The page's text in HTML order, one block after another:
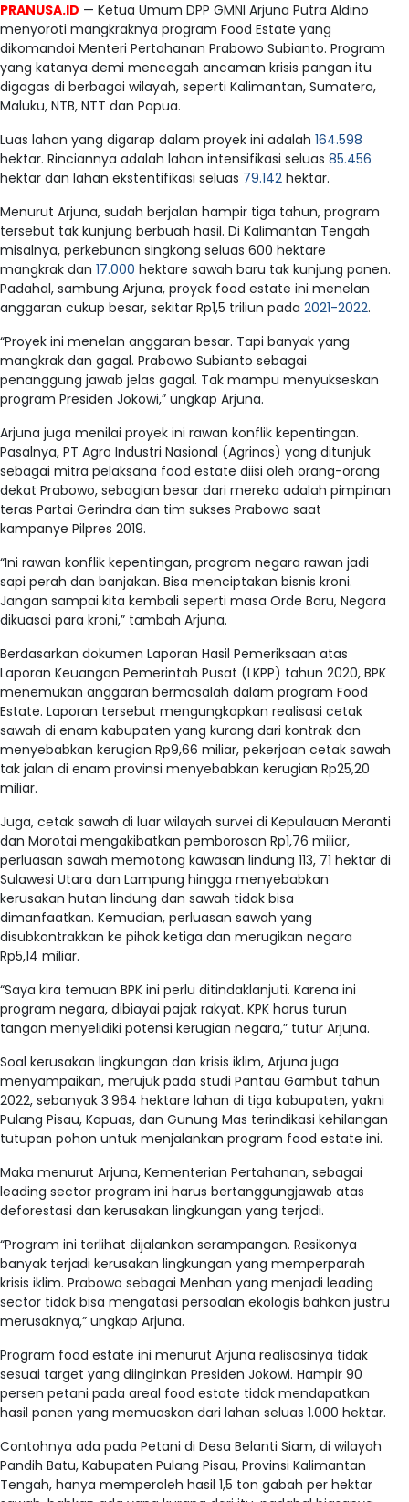
PRANUSA.ID — Ketua Umum DPP GMNI Arjuna Putra Aldino
menyoroti mangkraknya program Food Estate yang
dikomandoi Menteri Pertahanan Prabowo Subianto. Program
yang katanya demi mencegah ancaman krisis pangan itu
digagas di berbagai wilayah, seperti Kalimantan, Sumatera,
Maluku, NTB, NTT dan Papua.
Luas lahan yang digarap dalam proyek ini adalah 164.598
hektar. Rinciannya adalah lahan intensifikasi seluas 85.456
hektar dan lahan ekstentifikasi seluas 79.142 hektar.
Menurut Arjuna, sudah berjalan hampir tiga tahun, program
tersebut tak kunjung berbuah hasil. Di Kalimantan Tengah
misalnya, perkebunan singkong seluas 600 hektare
mangkrak dan 17.000 hektare sawah baru tak kunjung panen.
Padahal, sambung Arjuna, proyek food estate ini menelan
anggaran cukup besar, sekitar Rp1,5 triliun pada 2021-2022.
“Proyek ini menelan anggaran besar. Tapi banyak yang
mangkrak dan gagal. Prabowo Subianto sebagai
penanggung jawab jelas gagal. Tak mampu menyukseskan
program Presiden Jokowi,” ungkap Arjuna.
Arjuna juga menilai proyek ini rawan konflik kepentingan.
Pasalnya, PT Agro Industri Nasional (Agrinas) yang ditunjuk
sebagai mitra pelaksana food estate diisi oleh orang-orang
dekat Prabowo, sebagian besar dari mereka adalah pimpinan
teras Partai Gerindra dan tim sukses Prabowo saat
kampanye Pilpres 2019.
“Ini rawan konflik kepentingan, program negara rawan jadi
sapi perah dan banjakan. Bisa menciptakan bisnis kroni.
Jangan sampai kita kembali seperti masa Orde Baru, Negara
dikuasai para kroni,” tambah Arjuna.
Berdasarkan dokumen Laporan Hasil Pemeriksaan atas
Laporan Keuangan Pemerintah Pusat (LKPP) tahun 2020, BPK
menemukan anggaran bermasalah dalam program Food
Estate. Laporan tersebut mengungkapkan realisasi cetak
sawah di enam kabupaten yang kurang dari kontrak dan
menyebabkan kerugian Rp9,66 miliar, pekerjaan cetak sawah
tak jalan di enam provinsi menyebabkan kerugian Rp25,20
miliar.
Juga, cetak sawah di luar wilayah survei di Kepulauan Meranti
dan Morotai mengakibatkan pemborosan Rp1,76 miliar,
perluasan sawah memotong kawasan lindung 113, 71 hektar di
Sulawesi Utara dan Lampung hingga menyebabkan
kerusakan hutan lindung dan sawah tidak bisa
dimanfaatkan. Kemudian, perluasan sawah yang
disubkontrakkan ke pihak ketiga dan merugikan negara
Rp5,14 miliar.
“Saya kira temuan BPK ini perlu ditindaklanjuti. Karena ini
program negara, dibiayai pajak rakyat. KPK harus turun
tangan menyelidiki potensi kerugian negara,” tutur Arjuna.
Soal kerusakan lingkungan dan krisis iklim, Arjuna juga
menyampaikan, merujuk pada studi Pantau Gambut tahun
2022, sebanyak 3.964 hektare lahan di tiga kabupaten, yakni
Pulang Pisau, Kapuas, dan Gunung Mas terindikasi kehilangan
tutupan pohon untuk menjalankan program food estate ini.
Maka menurut Arjuna, Kementerian Pertahanan, sebagai
leading sector program ini harus bertanggungjawab atas
deforestasi dan kerusakan lingkungan yang terjadi.
“Program ini terlihat dijalankan serampangan. Resikonya
banyak terjadi kerusakan lingkungan yang memperparah
krisis iklim. Prabowo sebagai Menhan yang menjadi leading
sector tidak bisa mengatasi persoalan ekologis bahkan justru
merusaknya,” ungkap Arjuna.
Program food estate ini menurut Arjuna realisasinya tidak
sesuai target yang diinginkan Presiden Jokowi. Hampir 90
persen petani pada areal food estate tidak mendapatkan
hasil panen yang memuaskan dari lahan seluas 1.000 hektar.
Contohnya ada pada Petani di Desa Belanti Siam, di wilayah
Pandih Batu, Kabupaten Pulang Pisau, Provinsi Kalimantan
Tengah, hanya memperoleh hasil 1,5 ton gabah per hektar